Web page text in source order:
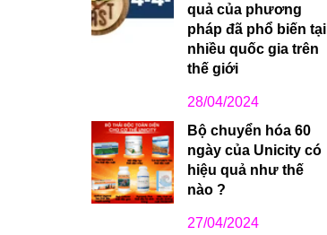
quả của phương
pháp đã phổ biến tại
nhiều quốc gia trên
thế giới
28/04/2024
Bộ chuyển hóa 60
ngày của Unicity có
hiệu quả như thế
nào ?
27/04/2024